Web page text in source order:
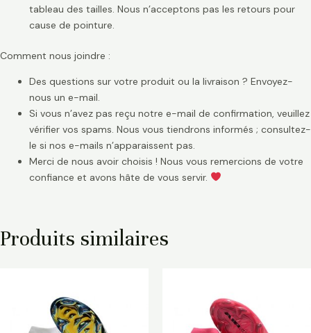
tableau des tailles. Nous n’acceptons pas les retours pour
cause de pointure.
Comment nous joindre :
Des questions sur votre produit ou la livraison ? Envoyez-
nous un e-mail.
Si vous n’avez pas reçu notre e-mail de confirmation, veuillez
vérifier vos spams. Nous vous tiendrons informés ; consultez-
le si nos e-mails n’apparaissent pas.
Merci de nous avoir choisis ! Nous vous remercions de votre
confiance et avons hâte de vous servir.
Produits similaires